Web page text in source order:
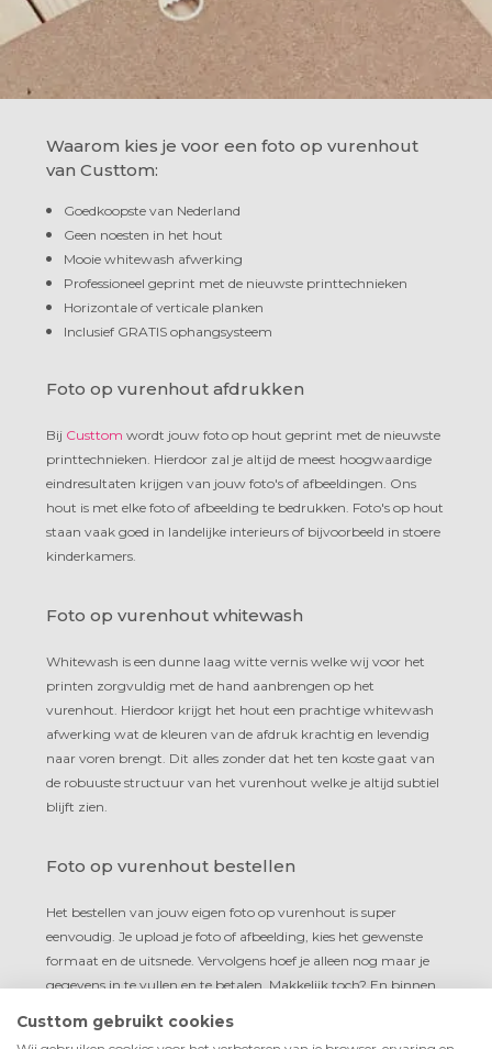
Waarom kies je voor een foto op vurenhout
van Custtom:
Goedkoopste van Nederland
Geen noesten in het hout
Mooie whitewash afwerking
Professioneel geprint met de nieuwste printtechnieken
Horizontale of verticale planken
Inclusief GRATIS ophangsysteem
Foto op vurenhout afdrukken
Bij Custtom wordt jouw foto op hout geprint met de nieuwste
printtechnieken. Hierdoor zal je altijd de meest hoogwaardige
eindresultaten krijgen van jouw foto's of afbeeldingen. Ons
hout is met elke foto of afbeelding te bedrukken. Foto's op hout
staan vaak goed in landelijke interieurs of bijvoorbeeld in stoere
kinderkamers.
Foto op vurenhout whitewash
Whitewash is een dunne laag witte vernis welke wij voor het
printen zorgvuldig met de hand aanbrengen op het
vurenhout. Hierdoor krijgt het hout een prachtige whitewash
afwerking wat de kleuren van de afdruk krachtig en levendig
naar voren brengt. Dit alles zonder dat het ten koste gaat van
de robuuste structuur van het vurenhout welke je altijd subtiel
blijft zien.
Foto op vurenhout bestellen
Het bestellen van jouw eigen foto op vurenhout is super
eenvoudig. Je upload je foto of afbeelding, kies het gewenste
formaat en de uitsnede. Vervolgens hoef je alleen nog maar je
gegevens in te vullen en te betalen. Makkelijk toch? En binnen
Custtom gebruikt cookies